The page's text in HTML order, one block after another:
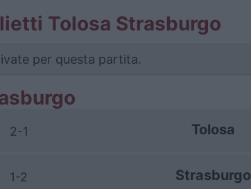
Tolosa Strasburgo
per questa partita.
2-1 Tolosa
1-2 Strasburgo